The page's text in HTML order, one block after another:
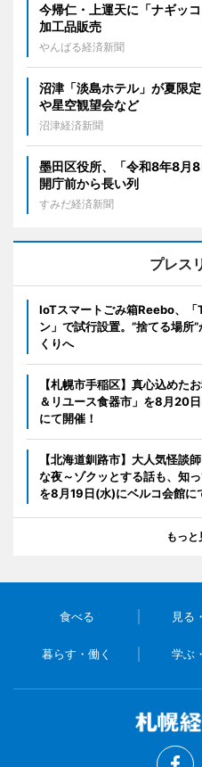
今帰仁・上運天に「ナギッ
加工品販売
やんばる経済新聞
沼津「淡島ホテル」が夏限
や星空観望会など
沼津経済新聞
墨田区役所、「令和8年8月
開庁前から長い列
すみだ経済新聞
プレス
IoTスマートごみ箱Reebo、「
ン」で試行設置。”捨てる場所
くりへ
【札幌市手稲区】真心込めた
＆リユース食器市」を8月20
にて開催！
【北海道釧路市】大人気怪談
な夜～ゾクッとする話も、知
を8月19日(水)にベルコ会館に
もっと
食べる 見る
暮らす・働く 学ぶ